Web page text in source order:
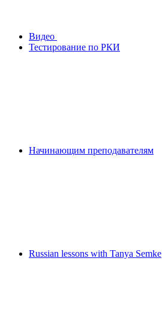
Видео
Тестирование по РКИ
Начинающим преподавателям
Russian lessons with Tanya Semke